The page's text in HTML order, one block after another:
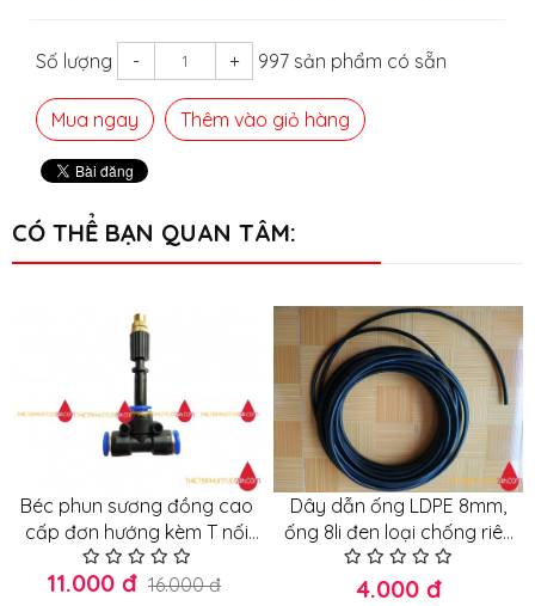
Số lượng - + 997 sản phẩm có sẵn
Mua ngay Thêm vào giỏ hàng
CÓ THỂ BẠN QUAN TÂM:
Béc phun sương đồng cao
cấp đơn hướng kèm T nối
nhanh 8mm
11.000 đ 16.000 đ
Dây dẫn ống LDPE 8mm,
ống 8li đen loại chống riêu
chống nắng loại tốt
4.000 đ